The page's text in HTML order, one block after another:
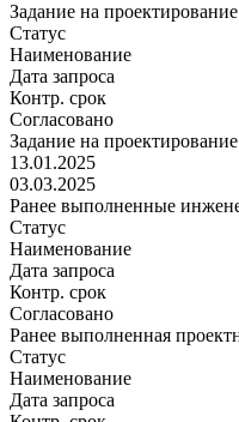
Задание на
Статус
Наименование
Дата запроса
Контр. срок
Согласовано
Задание на проектирование
13.01.2025
03.03.2025
Ранее выполненные
Статус
Наименование
Дата запроса
Контр. срок
Согласовано
Ранее выполненная
Статус
Наименование
Дата запроса